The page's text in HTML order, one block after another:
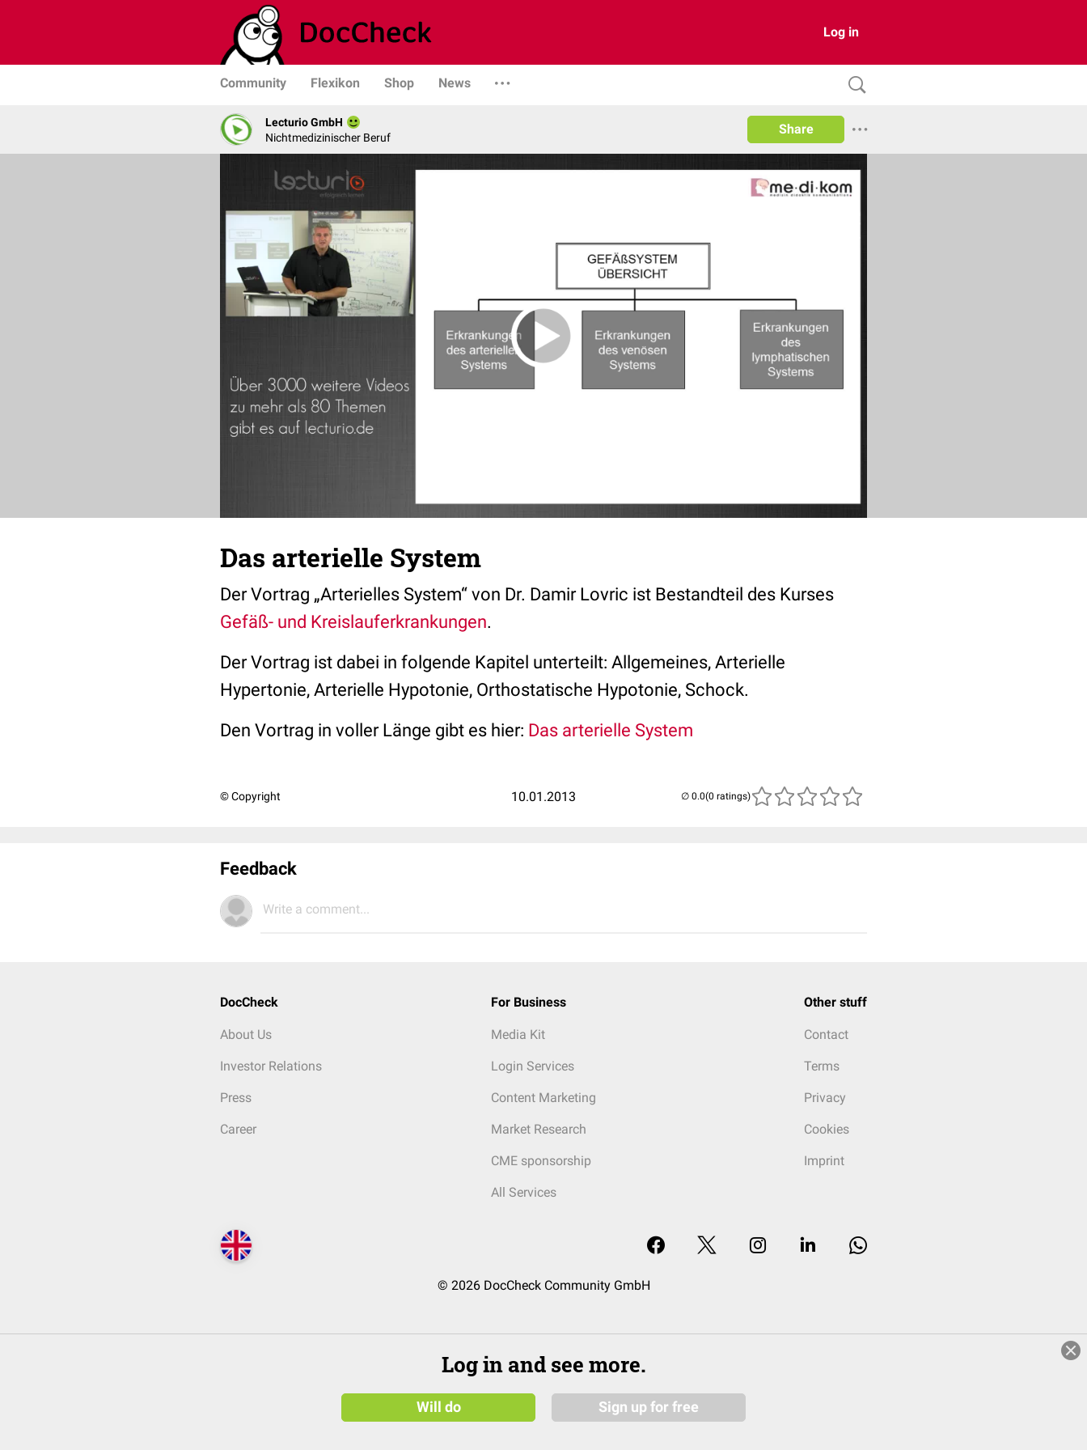
Log in
Community Flexikon Shop News
Lecturio GmbH
Nichtmedizinischer Beruf
Share
Das arterielle System
Der Vortrag „Arterielles System“ von Dr. Damir Lovric ist Bestandteil des Kurses
Gefäß- und Kreislauferkrankungen.
Der Vortrag ist dabei in folgende Kapitel unterteilt: Allgemeines, Arterielle
Hypertonie, Arterielle Hypotonie, Orthostatische Hypotonie, Schock.
Den Vortrag in voller Länge gibt es hier: Das arterielle System
© Copyright 10.01.2013 (0 ratings)
Feedback
Write a comment...
DocCheck
About Us
Investor Relations
Press
Career
For Business
Media Kit
Login Services
Content Marketing
Market Research
CME sponsorship
All Services
Other stuff
Contact
Terms
Privacy
Cookies
Imprint
© 2026 DocCheck Community GmbH
Log in and see more.
Will do Sign up for free